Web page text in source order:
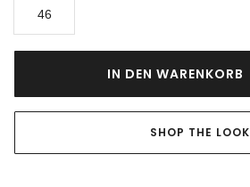
46
IN DEN WARENKORB
SHOP THE LOOK